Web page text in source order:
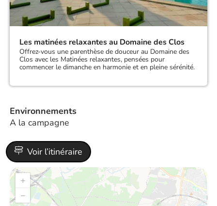
Les matinées relaxantes au Domaine des Clos
Offrez-vous une parenthèse de douceur au Domaine des
Clos avec les Matinées relaxantes, pensées pour
commencer le dimanche en harmonie et en pleine sérénité.
Environnements
A la campagne
Voir l’itinéraire
+
−